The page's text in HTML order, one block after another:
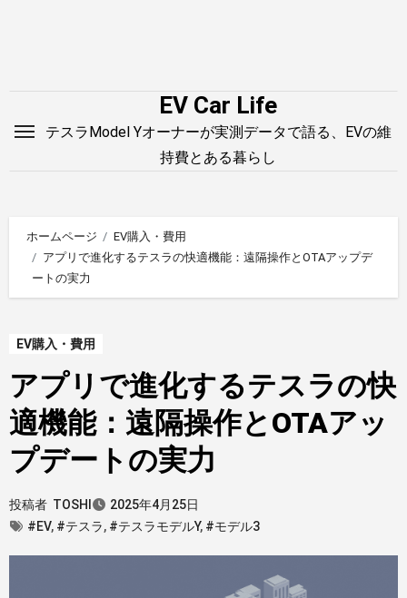
EV Car Life
テスラModel Yオーナーが実測データで語る、EVの維
持費とある暮らし
ホームページ
EV購入・費用
アプリで進化するテスラの快適機能：遠隔操作とOTAアップデ
ートの実力
EV購入・費用
アプリで進化するテスラの快
適機能：遠隔操作とOTAアッ
プデートの実力
投稿者 TOSHI
2025年4月25日
#EV, #テスラ, #テスラモデルY, #モデル3